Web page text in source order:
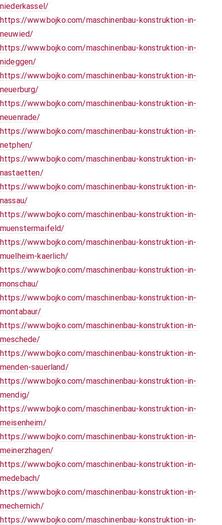
niederkassel/
https://www.bojko.com/maschinenbau-konstruktion-in-
neuwied/
https://www.bojko.com/maschinenbau-konstruktion-in-
nideggen/
https://www.bojko.com/maschinenbau-konstruktion-in-
neuerburg/
https://www.bojko.com/maschinenbau-konstruktion-in-
neuenrade/
https://www.bojko.com/maschinenbau-konstruktion-in-
netphen/
https://www.bojko.com/maschinenbau-konstruktion-in-
nastaetten/
https://www.bojko.com/maschinenbau-konstruktion-in-
nassau/
https://www.bojko.com/maschinenbau-konstruktion-in-
muenstermaifeld/
https://www.bojko.com/maschinenbau-konstruktion-in-
muelheim-kaerlich/
https://www.bojko.com/maschinenbau-konstruktion-in-
monschau/
https://www.bojko.com/maschinenbau-konstruktion-in-
montabaur/
https://www.bojko.com/maschinenbau-konstruktion-in-
meschede/
https://www.bojko.com/maschinenbau-konstruktion-in-
menden-sauerland/
https://www.bojko.com/maschinenbau-konstruktion-in-
mendig/
https://www.bojko.com/maschinenbau-konstruktion-in-
meisenheim/
https://www.bojko.com/maschinenbau-konstruktion-in-
meinerzhagen/
https://www.bojko.com/maschinenbau-konstruktion-in-
medebach/
https://www.bojko.com/maschinenbau-konstruktion-in-
mechernich/
https://www.bojko.com/maschinenbau-konstruktion-in-